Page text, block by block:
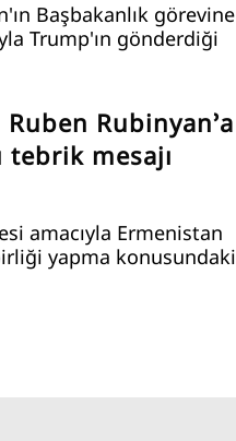
Başbakanlık görevine
Trump'ın gönderdiği
Ruben Rubinyan’a
tebrik mesajı
amacıyla Ermenistan
yapma konusundaki